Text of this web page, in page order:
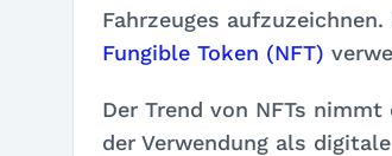
Fahrzeuges
Fungible Token (NFT)
Der Trend von NFTs
der Verwendung als